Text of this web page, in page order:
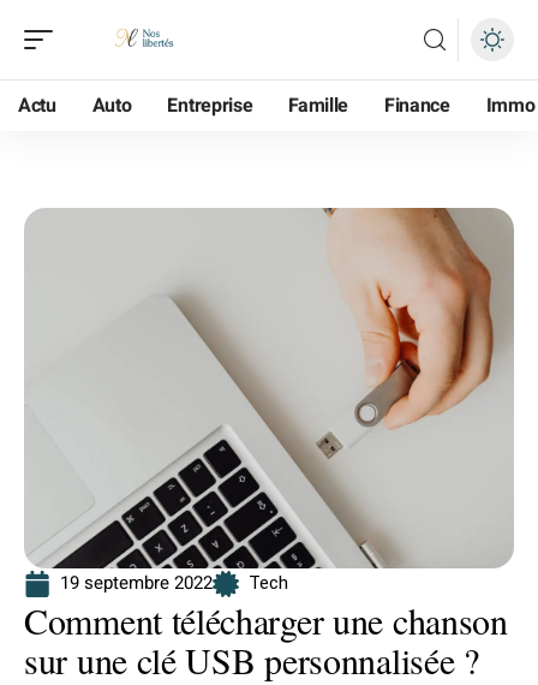
Actu Auto Entreprise Famille Finance Immo
19 septembre 2022 Tech
Comment télécharger une chanson
sur une clé USB personnalisée ?